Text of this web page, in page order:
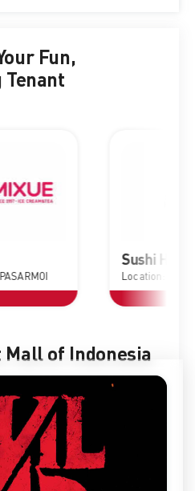
Fun,
Tenant
Sushi Hiro
Location: GF
Mall of Indonesia